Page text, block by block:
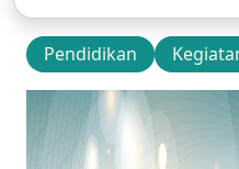
Pendidikan